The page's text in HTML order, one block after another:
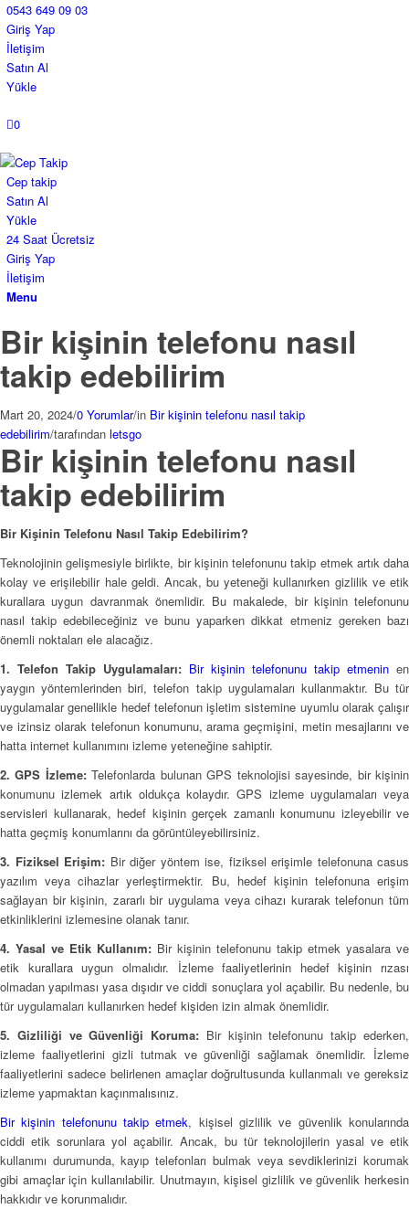
0543 649 09 03
Giriş Yap
İletişim
Satın Al
Yükle
0
Cep takip
Satın Al
Yükle
24 Saat Ücretsiz
Giriş Yap
İletişim
Menu
Bir kişinin telefonu nasıl
takip edebilirim
Mart 20, 2024/0 Yorumlar/in Bir kişinin telefonu nasıl takip
edebilirim/tarafından letsgo
Bir kişinin telefonu nasıl
takip edebilirim
Bir Kişinin Telefonu Nasıl Takip Edebilirim?
Teknolojinin gelişmesiyle birlikte, bir kişinin telefonunu takip etmek artık daha
kolay ve erişilebilir hale geldi. Ancak, bu yeteneği kullanırken gizlilik ve etik
kurallara uygun davranmak önemlidir. Bu makalede, bir kişinin telefonunu
nasıl takip edebileceğiniz ve bunu yaparken dikkat etmeniz gereken bazı
önemli noktaları ele alacağız.
1. Telefon Takip Uygulamaları: Bir kişinin telefonunu takip etmenin en
yaygın yöntemlerinden biri, telefon takip uygulamaları kullanmaktır. Bu tür
uygulamalar genellikle hedef telefonun işletim sistemine uyumlu olarak çalışır
ve izinsiz olarak telefonun konumunu, arama geçmişini, metin mesajlarını ve
hatta internet kullanımını izleme yeteneğine sahiptir.
2. GPS İzleme:Telefonlarda bulunan GPS teknolojisi sayesinde, bir kişinin
konumunu izlemek artık oldukça kolaydır. GPS izleme uygulamaları veya
servisleri kullanarak, hedef kişinin gerçek zamanlı konumunu izleyebilir ve
hatta geçmiş konumlarını da görüntüleyebilirsiniz.
3. Fiziksel Erişim: Bir diğer yöntem ise, fiziksel erişimle telefonuna casus
yazılım veya cihazlar yerleştirmektir. Bu, hedef kişinin telefonuna erişim
sağlayan bir kişinin, zararlı bir uygulama veya cihazı kurarak telefonun tüm
etkinliklerini izlemesine olanak tanır.
4. Yasal ve Etik Kullanım: Bir kişinin telefonunu takip etmek yasalara ve
etik kurallara uygun olmalıdır. İzleme faaliyetlerinin hedef kişinin rızası
olmadan yapılması yasa dışıdır ve ciddi sonuçlara yol açabilir. Bu nedenle, bu
tür uygulamaları kullanırken hedef kişiden izin almak önemlidir.
5. Gizliliği ve Güvenliği Koruma: Bir kişinin telefonunu takip ederken,
izleme faaliyetlerini gizli tutmak ve güvenliği sağlamak önemlidir. İzleme
faaliyetlerini sadece belirlenen amaçlar doğrultusunda kullanmalı ve gereksiz
izleme yapmaktan kaçınmalısınız.
Bir kişinin telefonunu takip etmek, kişisel gizlilik ve güvenlik konularında
ciddi etik sorunlara yol açabilir. Ancak, bu tür teknolojilerin yasal ve etik
kullanımı durumunda, kayıp telefonları bulmak veya sevdiklerinizi korumak
gibi amaçlar için kullanılabilir. Unutmayın, kişisel gizlilik ve güvenlik herkesin
hakkıdır ve korunmalıdır.